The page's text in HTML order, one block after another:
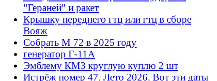
"Гераней" и ракет
Крышку переднего гтц или гтц в сборе
Вояж
Собрать М 72 в 2025 году
генератор Г-11А
Эмблему КМЗ круглую куплю 2 шт
Истрёж номер 47. Лето 2026. Вот эти даты